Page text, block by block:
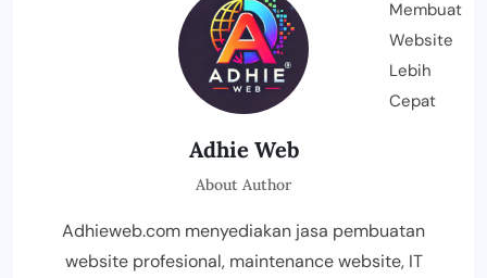
Adhie Web
About Author
Adhieweb.com menyediakan jasa pembuatan
website profesional, maintenance website, IT